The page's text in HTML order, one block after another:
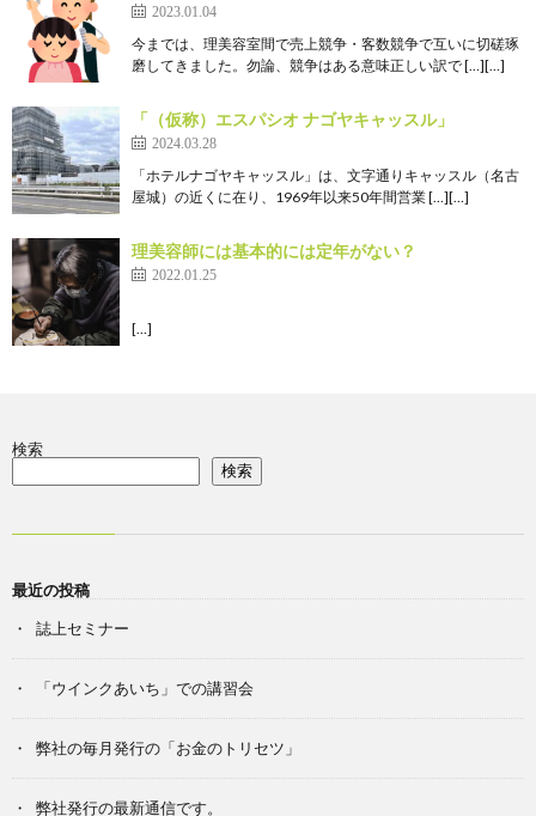
2023.01.04
今までは、理美容室間で売上競争・客数競争で互いに切磋琢
磨してきました。勿論、競争はある意味正しい訳で […][…]
「（仮称）エスパシオ ナゴヤキャッスル」
2024.03.28
「ホテルナゴヤキャッスル」は、文字通りキャッスル（名古
屋城）の近くに在り、1969年以来50年間営業 […][…]
理美容師には基本的には定年がない？
2022.01.25
[…]
検索
検索
最近の投稿
誌上セミナー
「ウインクあいち」での講習会
弊社の毎月発行の「お金のトリセツ」
弊社発行の最新通信です。